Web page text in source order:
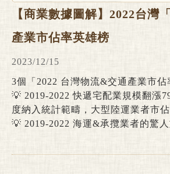
【商業數據圖解】2022台灣
產業市佔率英雄榜
2023/12/15
3個「2022 台灣物流&交通產業市佔
💡 2019-2022 快遞宅配業規模翻漲
度納入統計範疇，大型陸運業者市
💡 2019-2022 海運&承攬業者的驚